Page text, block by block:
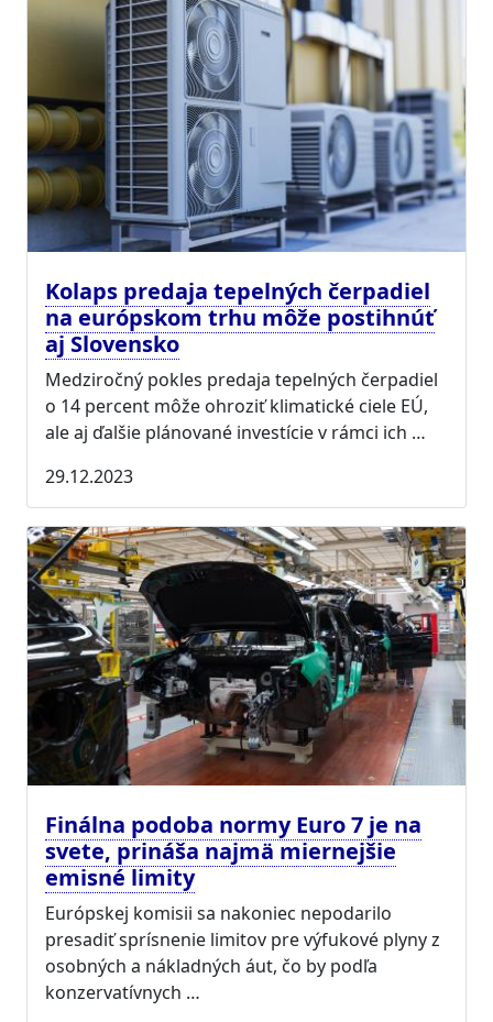
Kolaps predaja tepelných čerpadiel
na európskom trhu môže postihnúť
aj Slovensko
Medziročný pokles predaja tepelných čerpadiel
o 14 percent môže ohroziť klimatické ciele EÚ,
ale aj ďalšie plánované investície v rámci ich …
29.12.2023
Finálna podoba normy Euro 7 je na
svete, prináša najmä miernejšie
emisné limity
Európskej komisii sa nakoniec nepodarilo
presadiť sprísnenie limitov pre výfukové plyny z
osobných a nákladných áut, čo by podľa
konzervatívnych …